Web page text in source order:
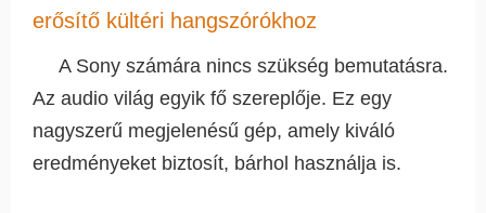
erősítő kültéri hangszórókhoz
A Sony számára nincs szükség bemutatásra.
Az audio világ egyik fő szereplője. Ez egy
nagyszerű megjelenésű gép, amely kiváló
eredményeket biztosít, bárhol használja is.